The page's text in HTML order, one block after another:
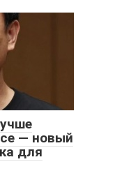
— новый
для